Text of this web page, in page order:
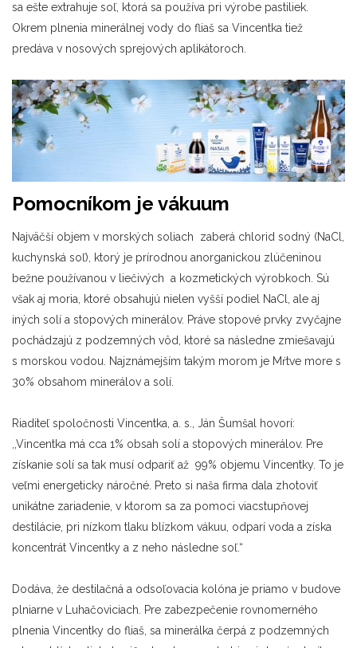
sa ešte extrahuje soľ, ktorá sa používa pri výrobe pastiliek.
Okrem plnenia minerálnej vody do fliaš sa Vincentka tiež
predáva v nosových sprejových aplikátoroch.
Pomocníkom je vákuum
Najväčší objem v morských soliach zaberá chlorid sodný (NaCl,
kuchynská soľ), ktorý je prírodnou anorganickou zlúčeninou
bežne používanou v liečivých a kozmetických výrobkoch. Sú
však aj moria, ktoré obsahujú nielen vyšší podiel NaCl, ale aj
iných solí a stopových minerálov. Práve stopové prvky zvyčajne
pochádzajú z podzemných vôd, ktoré sa následne zmiešavajú
s morskou vodou. Najznámejším takým morom je Mŕtve more s
30% obsahom minerálov a solí.
Riaditeľ spoločnosti Vincentka, a. s., Ján Šumšal hovorí:
,,Vincentka má cca 1% obsah solí a stopových minerálov. Pre
získanie solí sa tak musí odpariť až 99% objemu Vincentky. To je
veľmi energeticky náročné. Preto si naša firma dala zhotoviť
unikátne zariadenie, v ktorom sa za pomoci viacstupňovej
destilácie, pri nízkom tlaku blízkom vákuu, odparí voda a získa
koncentrát Vincentky a z neho následne soľ.“
Dodáva, že destilačná a odsoľovacia kolóna je priamo v budove
plniarne v Luhačoviciach. Pre zabezpečenie rovnomerného
plnenia Vincentky do fliaš, sa minerálka čerpá z podzemných